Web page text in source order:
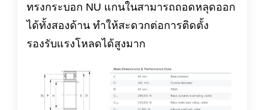
ทรงกระบอก NU แกนในสามารถถอดหลุดออก
ได้ทั้งสองด้าน ทำให้สะดวกต่อการติดตั้ง
รองรับแรงโหลดได้สูงมาก